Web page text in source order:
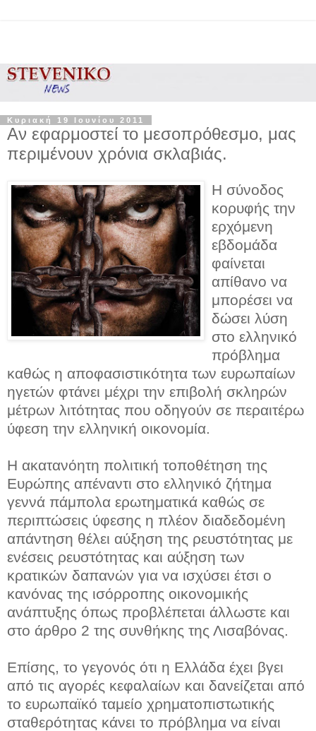
Κυριακή 19 Ιουνίου 2011
Αν εφαρμοστεί το μεσοπρόθεσμο, μας
περιμένουν χρόνια σκλαβιάς.
H σύνοδος
κορυφής την
ερχόμενη
εβδομάδα
φαίνεται
απίθανο να
μπορέσει να
δώσει λύση
στο ελληνικό
πρόβλημα
καθώς η αποφασιστικότητα των ευρωπαίων
ηγετών φτάνει μέχρι την επιβολή σκληρών
μέτρων λιτότητας που οδηγούν σε περαιτέρω
ύφεση την ελληνική οικονομία.
Η ακατανόητη πολιτική τοποθέτηση της
Ευρώπης απέναντι στο ελληνικό ζήτημα
γεννά πάμπολα ερωτηματικά καθώς σε
περιπτώσεις ύφεσης η πλέον διαδεδομένη
απάντηση θέλει αύξηση της ρευστότητας με
ενέσεις ρευστότητας και αύξηση των
κρατικών δαπανών για να ισχύσει έτσι ο
κανόνας της ισόρροπης οικονομικής
ανάπτυξης όπως προβλέπεται άλλωστε και
στο άρθρο 2 της συνθήκης της Λισαβόνας.
Επίσης, το γεγονός ότι η Ελλάδα έχει βγει
από τις αγορές κεφαλαίων και δανείζεται από
το ευρωπαϊκό ταμείο χρηματοπιστωτικής
σταθερότητας κάνει το πρόβλημα να είναι